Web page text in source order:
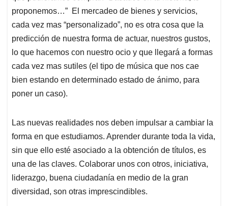
proponemos…” El mercadeo de bienes y servicios,
cada vez mas “personalizado”, no es otra cosa que la
predicción de nuestra forma de actuar, nuestros gustos,
lo que hacemos con nuestro ocio y que llegará a formas
cada vez mas sutiles (el tipo de música que nos cae
bien estando en determinado estado de ánimo, para
poner un caso).
Las nuevas realidades nos deben impulsar a cambiar la
forma en que estudiamos. Aprender durante toda la vida,
sin que ello esté asociado a la obtención de títulos, es
una de las claves. Colaborar unos con otros, iniciativa,
liderazgo, buena ciudadanía en medio de la gran
diversidad, son otras imprescindibles.